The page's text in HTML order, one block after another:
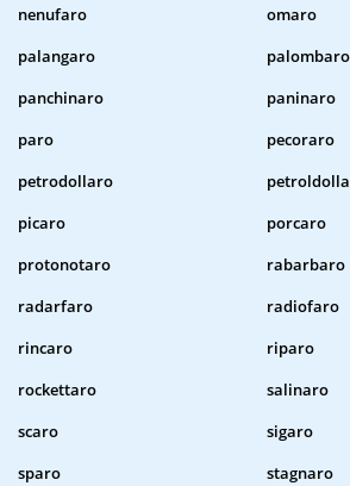
nenufaro
omaro
palangaro
palombaro
panchinaro
paninaro
paro
pecoraro
petrodollaro
picaro
porcaro
protonotaro
rabarbaro
radarfaro
radiofaro
rincaro
riparo
rockettaro
salinaro
scaro
sigaro
sparo
stagnaro